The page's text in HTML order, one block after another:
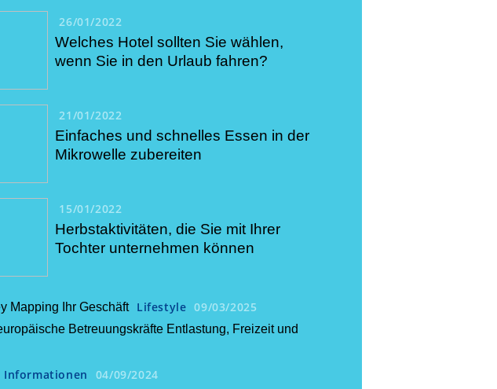
26/01/2022
Welches Hotel sollten Sie wählen,
wenn Sie in den Urlaub fahren?
21/01/2022
Einfaches und schnelles Essen in der
Mikrowelle zubereiten
15/01/2022
Herbstaktivitäten, die Sie mit Ihrer
Tochter unternehmen können
Mapping Ihr Geschäft Lifestyle 09/03/2025
Betreuungskräfte Entlastung, Freizeit und
Informationen 04/09/2024